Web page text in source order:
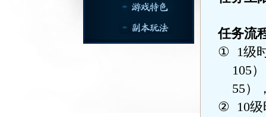
任务流
①
1级
105
55）
②
10级